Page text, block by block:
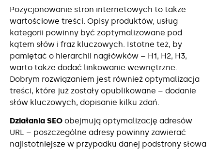
Pozycjonowanie stron internetowych to także
wartościowe treści. Opisy produktów, usług
kategorii powinny być zoptymalizowane pod
kątem słów i fraz kluczowych. Istotne też, by
pamiętać o hierarchii nagłówków – H1, H2, H3,
warto także dodać linkowanie wewnętrzne.
Dobrym rozwiązaniem jest również optymalizacja
treści, które już zostały opublikowane – dodanie
słów kluczowych, dopisanie kilku zdań.
Działania SEO obejmują optymalizację adresów
URL – poszczególne adresy powinny zawierać
najistotniejsze w przypadku danej podstrony słowa